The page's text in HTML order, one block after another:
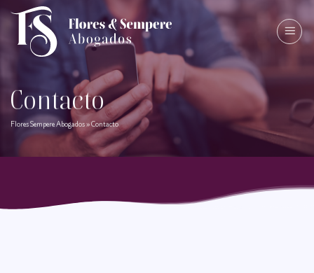
Saltar
contenido
Contacto
Flores Sempere Abogados»Contacto